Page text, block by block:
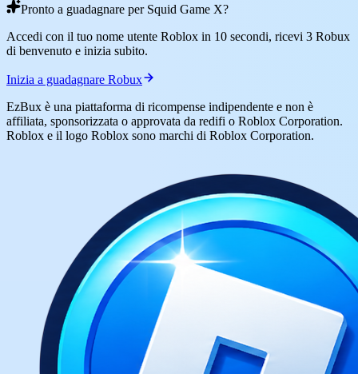
Pronto a guadagnare per Squid Game X?
Accedi con il tuo nome utente Roblox in 10 secondi, ricevi 3 Robux
di benvenuto e inizia subito.
Inizia a guadagnare Robux
EzBux è una piattaforma di ricompense indipendente e non è
affiliata, sponsorizzata o approvata da redifi o Roblox Corporation.
Roblox e il logo Roblox sono marchi di Roblox Corporation.